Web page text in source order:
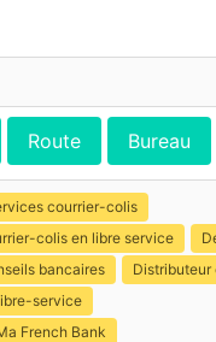
Route Bureau
courrier-colis
colis en libre service
bancaires
Distributeur
service
French Bank